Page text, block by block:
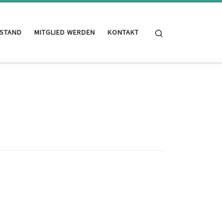
MITGLIED WERDEN KONTAKT